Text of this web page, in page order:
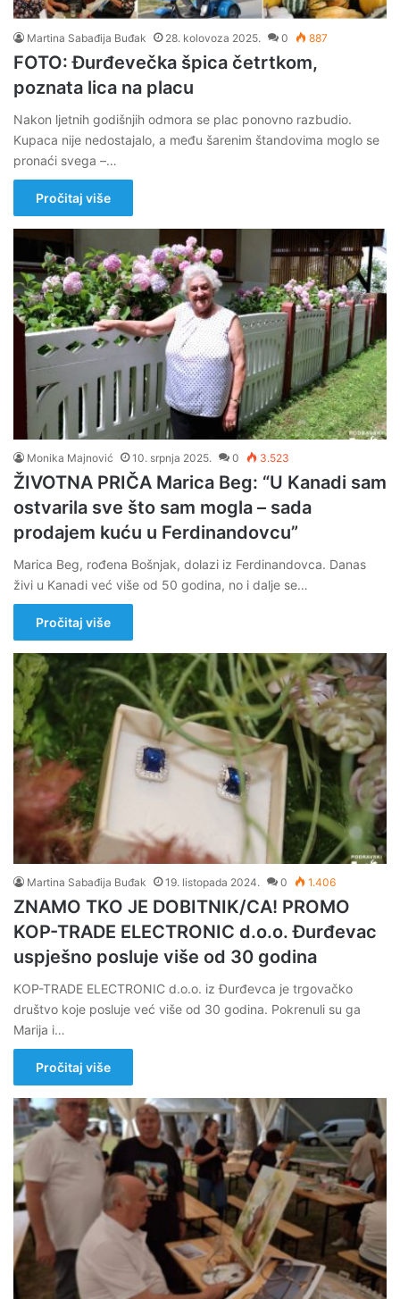
Martina Sabađija Buđak 28. kolovoza 2025. 0 887
FOTO: Đurđevečka špica četrtkom,
poznata lica na placu
Nakon ljetnih godišnjih odmora se plac ponovno razbudio.
Kupaca nije nedostajalo, a među šarenim štandovima moglo se
pronaći svega –…
Pročitaj više
Monika Majnović 10. srpnja 2025. 0 3.523
ŽIVOTNA PRIČA Marica Beg: “U Kanadi sam
ostvarila sve što sam mogla – sada
prodajem kuću u Ferdinandovcu”
Marica Beg, rođena Bošnjak, dolazi iz Ferdinandovca. Danas
živi u Kanadi već više od 50 godina, no i dalje se…
Pročitaj više
Martina Sabađija Buđak 19. listopada 2024. 0 1.406
ZNAMO TKO JE DOBITNIK/CA! PROMO
KOP-TRADE ELECTRONIC d.o.o. Đurđevac
uspješno posluje više od 30 godina
KOP-TRADE ELECTRONIC d.o.o. iz Đurđevca je trgovačko
društvo koje posluje već više od 30 godina. Pokrenuli su ga
Marija i…
Pročitaj više